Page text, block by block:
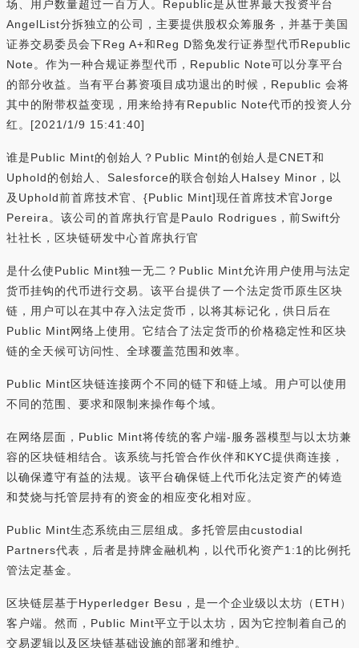
场、用户数量超过一百万人。Republic是从世界最大投资平台
AngelList分拆独立的公司，主要提供股权众筹服务，并基于美国
证券交易委员会下Reg A+和Reg D豁免发行证券型代币Republic
Note。作为一种合规证券型代币，Republic Note可以分享平台
的部分收益。当有平台募资项目成功退出的时候，Republic 会将
其中的附带权益变现，用来给持有Republic Note代币的投资人分
红。[2021/1/9 15:41:40]
谁是Public Mint的创始人？Public Mint的创始人是CNET和
Uphold的创始人、Salesforce的联合创始人Halsey Minor，以
及Uphold前首席技术官、{Public Mint]现任首席技术官Jorge
Pereira。该公司的首席执行官是Paulo Rodrigues，前Swift分
社社长，区块链研发中心首席执行官
是什么使Public Mint独一无二？Public Mint允许用户使用与法定
货币挂钩的代币进行交易。该平台提供了一个法定货币原生区块
链，用户可以在其中存入法定货币，以将其标记化，供日后在
Public Mint网络上使用。它结合了法定货币的价格稳定性和区块
链的全天候可访问性、全球覆盖范围和效率。
Public Mint区块链连接两个不同的链下和链上域。用户可以使用
不同的范围、要求和限制来操作每个域。
在网络层面，Public Mint将传统的客户端-服务器模型与以太坊兼
容的区块链相结合。该系统与托管合作伙伴和KYC提供商连接，
以确保遵守有益的法规。该平台确保链上代币化法定资产的铸造
和焚烧与托管层持有的资金的相应变化相对应。
Public Mint生态系统由三层组成。多托管层由custodial
Partners代表，后者是持牌金融机构，以代币化资产1:1的比例托
管法定基金。
区块链层基于Hyperledger Besu，是一个企业级以太坊（ETH）
客户端。然而，Public Mint平立于以太坊，因为它控制着自己的
交易逻辑以及区块链基础设施的部署和维护。